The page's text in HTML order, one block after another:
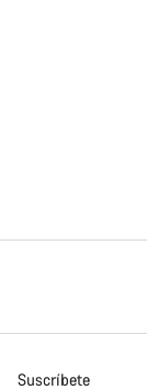
Suscríbete